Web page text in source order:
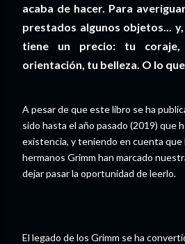
acaba de hacer. Para
prestados algunos objetos...
tiene un precio: tu
orientación, tu belleza. O lo
A pesar de que este libro se ha
sido hasta el año pasado (2019) que
existencia, y teniendo en cuenta que
hermanos Grimm han marcado
dejar pasar la oportunidad de leerlo.
El legado de los Grimm se ha